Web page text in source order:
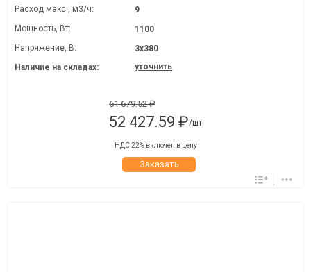
Расход макс., м3/ч:
9
Мощность, Вт:
1100
Напряжение, В:
3х380
Наличие на складах:
уточнить
61 679.52 ₽
52 427.59 ₽/шт
НДС 22% включен в цену
Заказать